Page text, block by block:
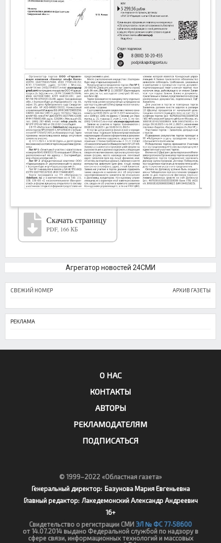
Скачать страницу
PDF, 166 КБ
Агрегатор новостей 24СМИ
СВЕЖИЙ НОМЕР АРХИВ ГАЗЕТЫ
РЕКЛАМА
О НАС
КОНТАКТЫ
АВТОРЫ
РЕКЛАМОДАТЕЛЯМ
ПОДПИСАТЬСЯ
© 1999–2022 «Областная газета»
Генеральный директор: Базунова Мария Евгеньевна
Главный редактор: Лакедемонский Александр Андреевич
16+
Свидетельство о регистрации СМИ ЭЛ № ФС 77‑58600
от 14.07.2014 выдано Федеральной службой по надзору в
сфере связи, информационных технологий и массовых